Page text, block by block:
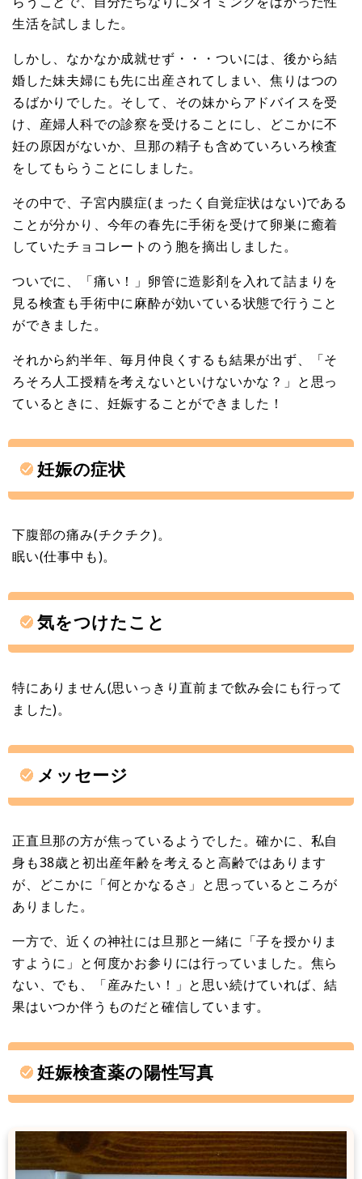
生活を試しました。
しかし、なかなか成就せず・・・ついには、後から結
婚した妹夫婦にも先に出産されてしまい、焦りはつの
るばかりでした。そして、その妹からアドバイスを受
け、産婦人科での診察を受けることにし、どこかに不
妊の原因がないか、旦那の精子も含めていろいろ検査
をしてもらうことにしました。
その中で、子宮内膜症(まったく自覚症状はない)である
ことが分かり、今年の春先に手術を受けて卵巣に癒着
していたチョコレートのう胞を摘出しました。
ついでに、「痛い！」卵管に造影剤を入れて詰まりを
見る検査も手術中に麻酔が効いている状態で行うこと
ができました。
それから約半年、毎月仲良くするも結果が出ず、「そ
ろそろ人工授精を考えないといけないかな？」と思っ
ているときに、妊娠することができました！
妊娠の症状
下腹部の痛み(チクチク)。
眠い(仕事中も)。
気をつけたこと
特にありません(思いっきり直前まで飲み会にも行って
ました)。
メッセージ
正直旦那の方が焦っているようでした。確かに、私自
身も38歳と初出産年齢を考えると高齢ではあります
が、どこかに「何とかなるさ」と思っているところが
ありました。
一方で、近くの神社には旦那と一緒に「子を授かりま
すように」と何度かお参りには行っていました。焦ら
ない、でも、「産みたい！」と思い続けていれば、結
果はいつか伴うものだと確信しています。
妊娠検査薬の陽性写真